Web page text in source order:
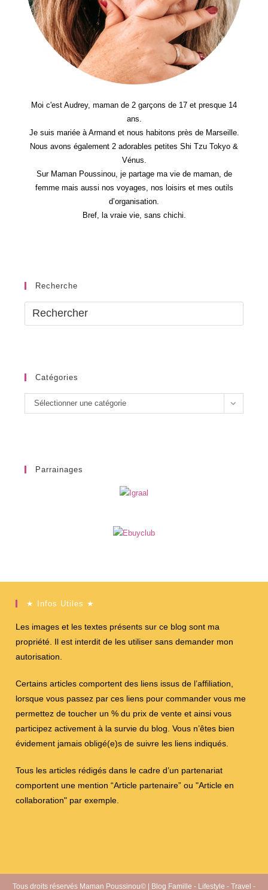
Moi c'est Audrey, maman de 2 garçons de 17 et presque 14
ans.
Je suis mariée à Armand et nous habitons près de Marseille.
Nous avons également 2 adorables petites Shi Tzu Tokyo &
Vénus.
Sur Maman Poussinou, je partage ma vie de maman, de
femme mais aussi nos voyages, nos loisirs et mes outils
d’organisation.
Bref, la vraie vie, sans chichi.
Recherche
Catégories
Catégories
Sélectionner une catégorie
Parrainages
★ Infos Utiles ★
Les images et les textes présents sur ce blog sont ma
propriété. Il est interdit de les utiliser sans demander mon
autorisation.
Certains articles comportent des liens issus de l’affiliation,
lorsque vous passez par ces liens pour commander vous me
permettez de toucher un % du prix de vente et ainsi vous
participez activement à la survie du blog. Vous n’êtes bien
évidement jamais obligé(e)s de suivre les liens indiqués.
Tous les articles rédigés dans le cadre d’un partenariat
comportent une mention “Article partenaire” ou "Article en
collaboration" par exemple.
Tous droits réservés Maman Poussinou© | Blog Famille - Lifestyle - Travel -